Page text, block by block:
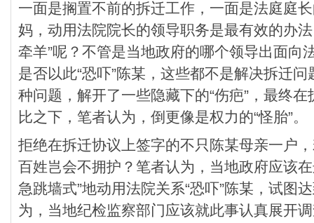
一面是搁置不前的拆迁工作，一面是法庭庭
妈，动用法院院长的领导职务是最有效的办
牵羊”呢？不管是当地政府的哪个领导出面向
是否以此“恐吓”陈某，这些都不是解决拆迁
种问题，解开了一些隐藏下的“伤疤”，最终
比之下，笔者认为，倒更像是权力的“怪胎”。
拒绝在拆迁协议上签字的不只陈某母亲一户
百姓岂会不拥护？笔者认为，当地政府应该
急跳墙式”地动用法院关系“恐吓”陈某，试图
为，当地纪检监察部门应该就此事认真展开